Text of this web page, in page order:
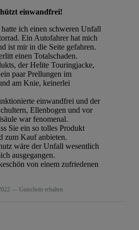
einwandfrei!
ich einen schweren Unfall
Ein Autofahrer hat mich
ist mir in die Seite gefahren.
einen Totalschaden.
der Helite Touringjacke,
paar Prellungen im
am Knie, keinerlei
einwandfrei und der
Ellenbogen und vor
war fenomenal.
Sie ein so tolles Produkt
zum Kauf anbieten.
wäre der Unfall wesentlich
ausgegangen.
von einem zufriedenen
Gutschein erhalten